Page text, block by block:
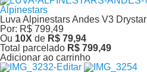
Alpinestars
Luva Alpinestars Andes V3 Drystar
Por: R$ 799,49
Ou 10X de R$ 79,94
Total parcelado R$ 799,49
Adicionar ao carrinho